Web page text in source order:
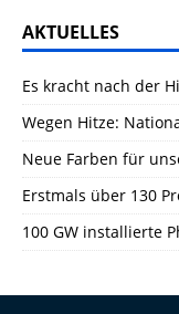
AKTUELLES
Es kracht nach der
Wegen Hitze:
Neue Farben für
Erstmals über 130
100 GW installierte